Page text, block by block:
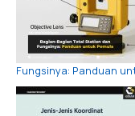
Fungsinya: Panduan